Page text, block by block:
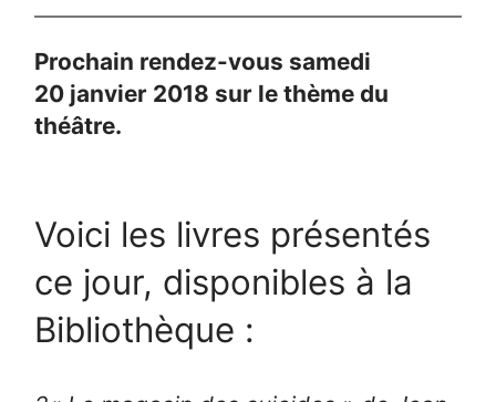
Prochain rendez-vous samedi
20 janvier 2018 sur le thème du
théâtre.
Voici les livres présentés
ce jour, disponibles à la
Bibliothèque :